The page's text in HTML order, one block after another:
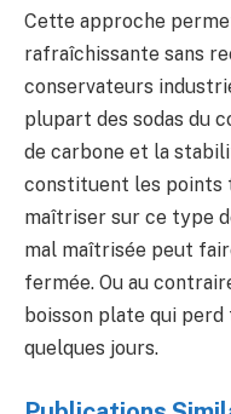
Cette approche
rafraîchissante sans
conservateurs
plupart des sodas du
de carbone et la
constituent les points
maîtriser sur ce type
mal maîtrisée peut
fermée. Ou au
boisson plate qui
quelques jours.